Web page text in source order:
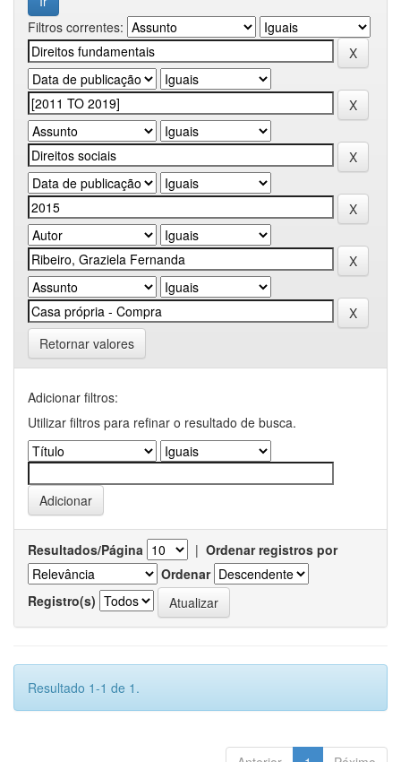
Filtros correntes:
Retornar valores
Adicionar filtros:
Utilizar filtros para refinar o resultado de busca.
Resultados/Página | Ordenar registros por
Ordenar
Registro(s)
Resultado 1-1 de 1.